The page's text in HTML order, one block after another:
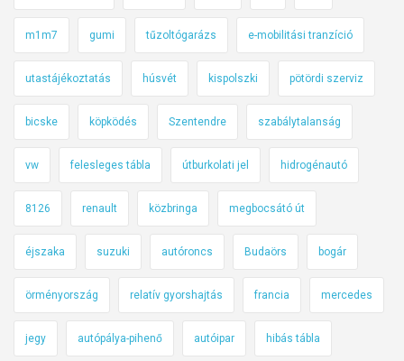
m1m7 gumi tűzoltógarázs e-mobilitási tranzíció
utastájékoztatás húsvét kispolszki pötördi szerviz
bicske köpködés Szentendre szabálytalanság
vw felesleges tábla útburkolati jel hidrogénautó
8126 renault közbringa megbocsátó út
éjszaka suzuki autóroncs Budaörs bogár
örményország relatív gyorshajtás francia mercedes
jegy autópálya-pihenő autóipar hibás tábla